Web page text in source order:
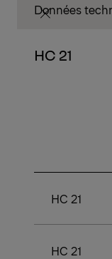
Données
HC 21
HC 21
HC 21